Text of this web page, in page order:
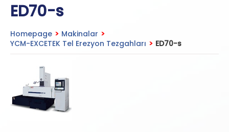
ED70-s
Homepage > Makinalar >
YCM-EXCETEK Tel Erezyon Tezgahları > ED70-s